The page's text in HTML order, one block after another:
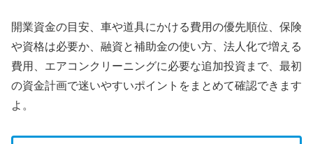
開業資金の目安、車や道具にかける費用の優先順位、保険
や資格は必要か、融資と補助金の使い方、法人化で増える
費用、エアコンクリーニングに必要な追加投資まで、最初
の資金計画で迷いやすいポイントをまとめて確認できます
よ。